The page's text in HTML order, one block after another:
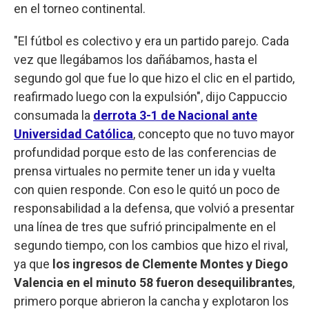
en el torneo continental.
"El fútbol es colectivo y era un partido parejo. Cada
vez que llegábamos los dañábamos, hasta el
segundo gol que fue lo que hizo el clic en el partido,
reafirmado luego con la expulsión", dijo Cappuccio
consumada la derrota 3-1 de Nacional ante
Universidad Católica, concepto que no tuvo mayor
profundidad porque esto de las conferencias de
prensa virtuales no permite tener un ida y vuelta
con quien responde. Con eso le quitó un poco de
responsabilidad a la defensa, que volvió a presentar
una línea de tres que sufrió principalmente en el
segundo tiempo, con los cambios que hizo el rival,
ya que los ingresos de Clemente Montes y Diego
Valencia en el minuto 58 fueron desequilibrantes,
primero porque abrieron la cancha y explotaron los